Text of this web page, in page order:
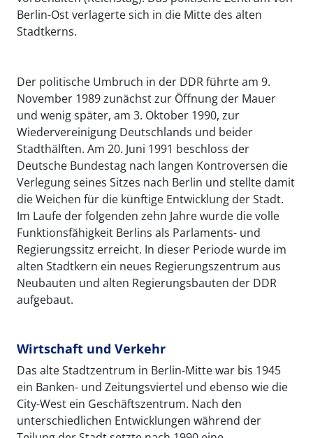
Berlin-Ost verlagerte sich in die Mitte des alten
Stadtkerns.
Der politische Umbruch in der DDR führte am 9.
November 1989 zunächst zur Öffnung der Mauer
und wenig später, am 3. Oktober 1990, zur
Wiedervereinigung Deutschlands und beider
Stadthälften. Am 20. Juni 1991 beschloss der
Deutsche Bundestag nach langen Kontroversen die
Verlegung seines Sitzes nach Berlin und stellte damit
die Weichen für die künftige Entwicklung der Stadt.
Im Laufe der folgenden zehn Jahre wurde die volle
Funktionsfähigkeit Berlins als Parlaments- und
Regierungssitz erreicht. In dieser Periode wurde im
alten Stadtkern ein neues Regierungszentrum aus
Neubauten und alten Regierungsbauten der DDR
aufgebaut.
Wirtschaft und Verkehr
Das alte Stadtzentrum in Berlin-Mitte war bis 1945
ein Banken- und Zeitungsviertel und ebenso wie die
City-West ein Geschäftszentrum. Nach den
unterschiedlichen Entwicklungen während der